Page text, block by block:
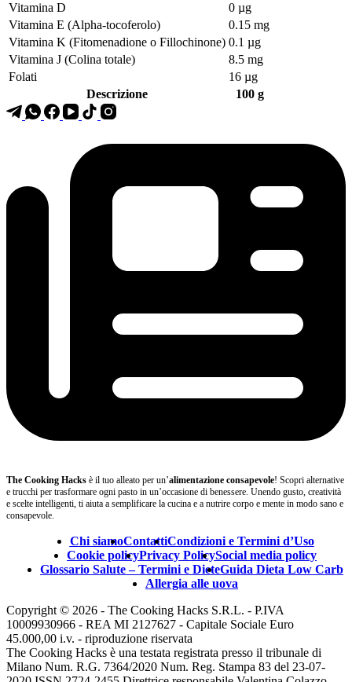
Vitamina D
0 µg
Vitamina E (Alpha-tocoferolo)
0.15 mg
Vitamina K (Fitomenadione o Fillochinone) 0.1 µg
Vitamina J (Colina totale)
8.5 mg
Folati
16 µg
Descrizione
100 g
The Cooking Hacks è il tuo alleato per un’alimentazione consapevole! Scopri alternative
e trucchi per trasformare ogni pasto in un’occasione di benessere. Unendo gusto, creatività
e scelte intelligenti, ti aiuta a semplificare la cucina e a nutrire corpo e mente in modo sano e
consapevole.
Chi siamoContattiCondizioni e Termini d’Uso
Cookie policyPrivacy PolicySocial media policy
Glossario Salute – Termini e DieteGuida Dieta Low Carb
Allergia alle uova
Copyright © 2026 - The Cooking Hacks S.R.L. - P.IVA
10009930966 - REA MI 2127627 - Capitale Sociale Euro
45.000,00 i.v. - riproduzione riservata
The Cooking Hacks è una testata registrata presso il tribunale di
Milano Num. R.G. 7364/2020 Num. Reg. Stampa 83 del 23-07-